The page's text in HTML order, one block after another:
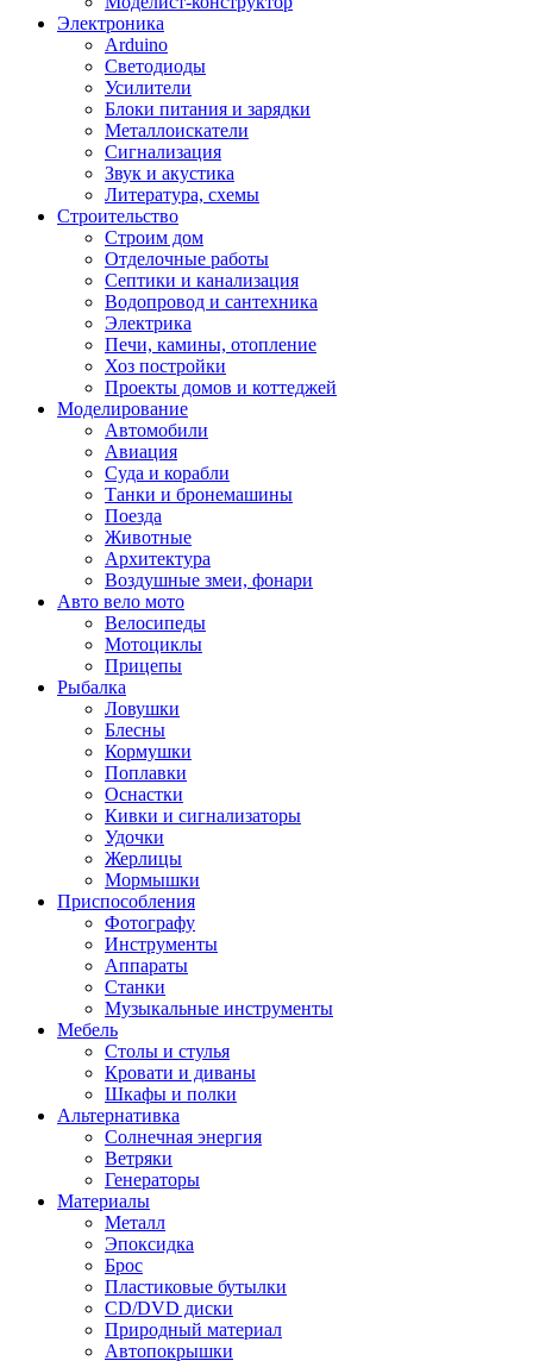
Электроника
Arduino
Светодиоды
Усилители
Блоки питания и зарядки
Металлоискатели
Сигнализация
Звук и акустика
Литература, схемы
Строительство
Строим дом
Отделочные работы
Септики и канализация
Водопровод и сантехника
Электрика
Печи, камины, отопление
Хоз постройки
Проекты домов и коттеджей
Моделирование
Автомобили
Авиация
Суда и корабли
Танки и бронемашины
Поезда
Животные
Архитектура
Воздушные змеи, фонари
Авто вело мото
Велосипеды
Мотоциклы
Прицепы
Рыбалка
Ловушки
Блесны
Кормушки
Поплавки
Оснастки
Кивки и сигнализаторы
Удочки
Жерлицы
Мормышки
Приспособления
Фотографу
Инструменты
Аппараты
Станки
Музыкальные инструменты
Мебель
Столы и стулья
Кровати и диваны
Шкафы и полки
Альтернативка
Солнечная энергия
Ветряки
Генераторы
Материалы
Металл
Эпоксидка
Брос
Пластиковые бутылки
CD/DVD диски
Природный материал
Автопокрышки